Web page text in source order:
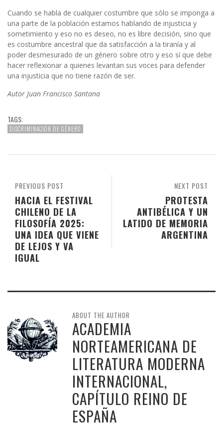
Cuando se habla de cualquier costumbre que sólo se imponga a
una parte de la población estamos hablando de injusticia y
sometimiento y eso no es deseo, no es libre decisión, sino que
es costumbre ancestral que da satisfacción a la tiranía y al
poder desmesurado de un género sobre otro y eso sí que debe
hacer reflexionar a quienes levantan sus voces para defender
una injusticia que no tiene razón de ser.
Autor Juan Francisco Santana
TAGS:
DISCRIMINACIÓN DE GÉNERO
NEXT POST
PROTESTA
ANTIBÉLICA Y UN
LATIDO DE MEMORIA
ARGENTINA
PREVIOUS POST
HACIA EL FESTIVAL
CHILENO DE LA
FILOSOFÍA 2025:
UNA IDEA QUE VIENE
DE LEJOS Y VA
IGUAL
ABOUT THE AUTHOR
ACADEMIA
NORTEAMERICANA DE
LITERATURA MODERNA
INTERNACIONAL,
CAPÍTULO REINO DE
ESPAÑA